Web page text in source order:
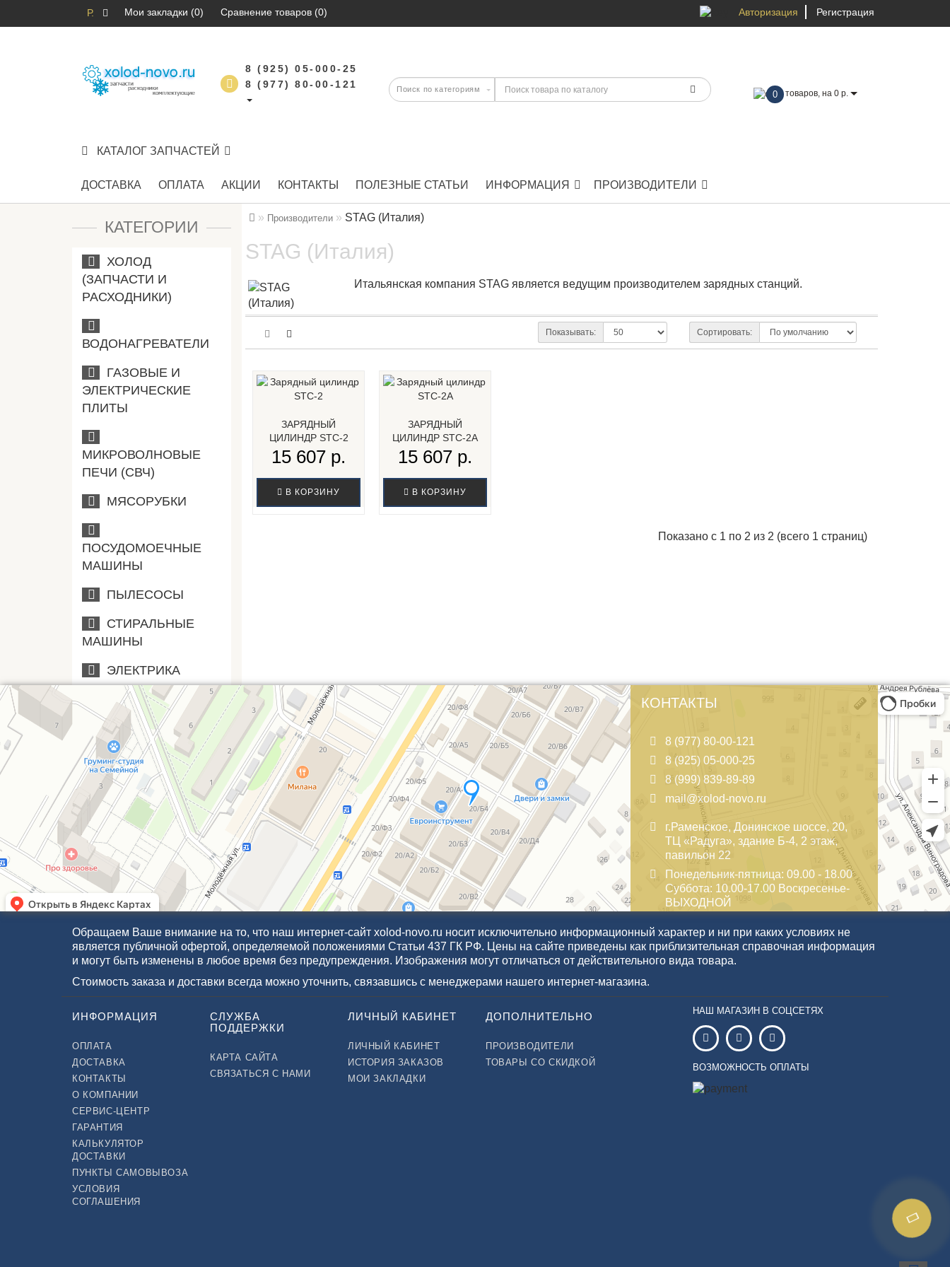
Р. Мои закладки (0) Сравнение товаров (0) Авторизация Регистрация
8 (925) 05-000-25
8 (977) 80-00-121
0 товаров, на 0 р.
КАТАЛОГ ЗАПЧАСТЕЙ
ДОСТАВКА ОПЛАТА АКЦИИ КОНТАКТЫ ПОЛЕЗНЫЕ СТАТЬИ ИНФОРМАЦИЯ ПРОИЗВОДИТЕЛИ
КАТЕГОРИИ
ХОЛОД
(ЗАПЧАСТИ И
РАСХОДНИКИ)
ВОДОНАГРЕВАТЕЛИ
ГАЗОВЫЕ И
ЭЛЕКТРИЧЕСКИЕ
ПЛИТЫ
МИКРОВОЛНОВЫЕ
ПЕЧИ (СВЧ)
МЯСОРУБКИ
ПОСУДОМОЕЧНЫЕ
МАШИНЫ
ПЫЛЕСОСЫ
СТИРАЛЬНЫЕ
МАШИНЫ
ЭЛЕКТРИКА
Производители STAG (Италия)
STAG (Италия)
Итальянская компания STAG является ведущим производителем зарядных станций.
Сортировать:
Показывать:
ЗАРЯДНЫЙ
ЦИЛИНДР STC-2
15 607 р.
В КОРЗИНУ
ЗАРЯДНЫЙ
ЦИЛИНДР STC-2A
15 607 р.
В КОРЗИНУ
Показано с 1 по 2 из 2 (всего 1 страниц)
КОНТАКТЫ
8 (977) 80-00-121
8 (925) 05-000-25
8 (999) 839-89-89
mail@xolod-novo.ru
г.Раменское, Донинское шоссе, 20,
ТЦ «Радуга», здание Б-4, 2 этаж,
павильон 22
Понедельник-пятница: 09.00 - 18.00
Суббота: 10.00-17.00 Воскресенье-
ВЫХОДНОЙ
Обращаем Ваше внимание на то, что наш интернет-сайт xolod-novo.ru носит исключительно информационный характер и ни при каких условиях не
является публичной офертой, определяемой положениями Статьи 437 ГК РФ. Цены на сайте приведены как приблизительная справочная информация
и могут быть изменены в любое время без предупреждения. Изображения могут отличаться от действительного вида товара.
Стоимость заказа и доставки всегда можно уточнить, связавшись с менеджерами нашего интернет-магазина.
ИНФОРМАЦИЯ
ОПЛАТА
ДОСТАВКА
КОНТАКТЫ
О КОМПАНИИ
СЕРВИС-ЦЕНТР
ГАРАНТИЯ
КАЛЬКУЛЯТОР
ДОСТАВКИ
ПУНКТЫ САМОВЫВОЗА
УСЛОВИЯ
СОГЛАШЕНИЯ
СЛУЖБА
ПОДДЕРЖКИ
КАРТА САЙТА
СВЯЗАТЬСЯ С НАМИ
ЛИЧНЫЙ КАБИНЕТ
ЛИЧНЫЙ КАБИНЕТ
ИСТОРИЯ ЗАКАЗОВ
МОИ ЗАКЛАДКИ
ДОПОЛНИТЕЛЬНО
ПРОИЗВОДИТЕЛИ
ТОВАРЫ СО СКИДКОЙ
НАШ МАГАЗИН В СОЦСЕТЯХ
ВОЗМОЖНОСТЬ ОПЛАТЫ